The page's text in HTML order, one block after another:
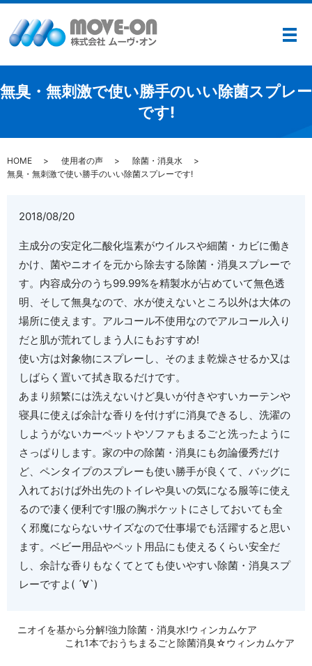
メ
無臭・無刺激で使い勝手のいい除菌スプレー
です!
HOME 使用者の声
除菌・消臭水
無臭・無刺激で使い勝手のいい除菌スプレーです!
2018/08/20
主成分の安定化二酸化塩素がウイルスや細菌・カビに働き
かけ、菌やニオイを元から除去する除菌・消臭スプレーで
す。内容成分のうち99.99%を精製水が占めていて無色透
明、そして無臭なので、水が使えないところ以外は大体の
場所に使えます。アルコール不使用なのでアルコール入り
だと肌が荒れてしまう人にもおすすめ!
使い方は対象物にスプレーし、そのまま乾燥させるか又は
しばらく置いて拭き取るだけです。
あまり頻繁には洗えないけど臭いが付きやすいカーテンや
寝具に使えば余計な香りを付けずに消臭できるし、洗濯の
しようがないカーペットやソファもまるごと洗ったように
さっぱりします。家の中の除菌・消臭にも勿論優秀だけ
ど、ペンタイプのスプレーも使い勝手が良くて、バッグに
入れておけば外出先のトイレや臭いの気になる服等に使え
るので凄く便利です!服の胸ポケットにさしておいても全
く邪魔にならないサイズなので仕事場でも活躍すると思い
ます。ベビー用品やペット用品にも使えるくらい安全だ
し、余計な香りもなくてとても使いやすい除菌・消臭スプ
レーですよ( ´∀`)
ニオイを基から分解!強力除菌・消臭水!ウィンカムケア
これ1本でおうちまるごと除菌消臭☆ウィンカムケア